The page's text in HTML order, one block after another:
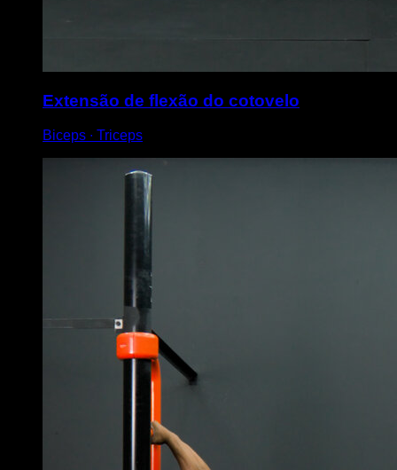
Extensão de flexão do cotovelo
Biceps ∙ Triceps